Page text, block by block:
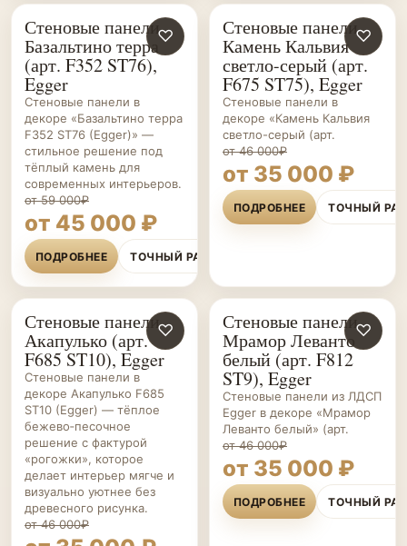
СТЕНОВЫЕ
ПАНЕЛИ НА ЗАКАЗ
♡
Стеновые панели
Базальтино терра
(арт. F352 ST76),
Egger
Стеновые панели в
декоре «Базальтино терра
F352 ST76 (Egger)» —
стильное решение под
тёплый камень для
современных интерьеров.
от 59 000₽
от 45 000 ₽
ПОДРОБНЕЕ ТОЧНЫЙ РАСЧЁТ
СТЕНОВЫЕ
ПАНЕЛИ НА ЗАКАЗ
♡
Стеновые панели
Камень Кальвия
светло-серый (арт.
F675 ST75), Egger
Стеновые панели в
декоре «Камень Кальвия
светло-серый (арт.
от 46 000₽
от 35 000 ₽
ПОДРОБНЕЕ ТОЧНЫЙ
СТЕНОВЫЕ
ПАНЕЛИ НА ЗАКАЗ
♡
Стеновые панели
Акапулько (арт.
F685 ST10), Egger
Стеновые панели в
декоре Акапулько F685
ST10 (Egger) — тёплое
бежево‑песочное
решение с фактурой
«рогожки», которое
делает интерьер мягче и
визуально уютнее без
древесного рисунка.
от 46 000₽
СТЕНОВЫЕ
ПАНЕЛИ НА ЗАКАЗ
♡
Стеновые панели
Мрамор Леванто
белый (арт. F812
ST9), Egger
Стеновые панели из ЛДСП
Egger в декоре «Мрамор
Леванто белый» (арт.
от 46 000₽
от 35 000 ₽
ПОДРОБНЕЕ ТОЧНЫЙ